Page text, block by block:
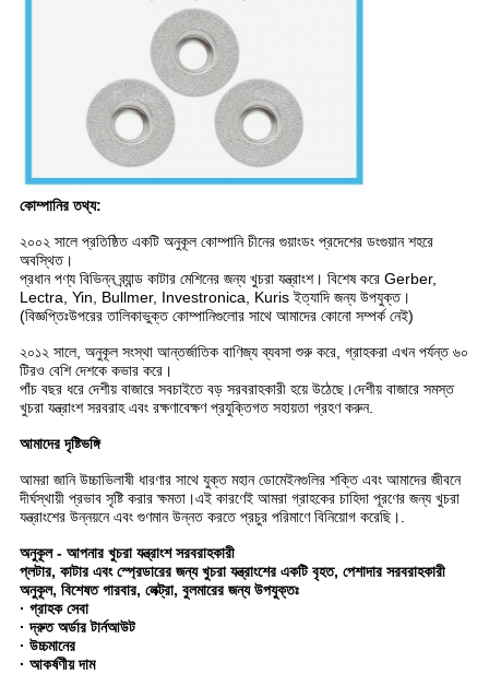
কোম্পানির তথ্য:
২০০২ সালে প্রতিষ্ঠিত একটি অনুকূল কোম্পানি চীনের গুয়াংডং প্রদেশের ডংগুয়ান শহরে
অবস্থিত।
প্রধান পণ্য বিভিন্ন ব্র্যান্ড কাটার মেশিনের জন্য খুচরা যন্ত্রাংশ। বিশেষ করে Gerber,
Lectra, Yin, Bullmer, Investronica, Kuris ইত্যাদি জন্য উপযুক্ত।
(বিজ্ঞপ্তিঃউপরের তালিকাভুক্ত কোম্পানিগুলোর সাথে আমাদের কোনো সম্পর্ক নেই)
২০১২ সালে, অনুকূল সংস্থা আন্তর্জাতিক বাণিজ্য ব্যবসা শুরু করে, গ্রাহকরা এখন পর্যন্ত ৬০
টিরও বেশি দেশকে কভার করে।
পাঁচ বছর ধরে দেশীয় বাজারে সবচাইতে বড় সরবরাহকারী হয়ে উঠেছে।দেশীয় বাজারে সমস্ত
খুচরা যন্ত্রাংশ সরবরাহ এবং রক্ষণাবেক্ষণ প্রযুক্তিগত সহায়তা গ্রহণ করুন.
আমাদের দৃষ্টিভঙ্গি
আমরা জানি উচ্চাভিলাষী ধারণার সাথে যুক্ত মহান ডোমেইনগুলির শক্তি এবং আমাদের জীবনে
দীর্ঘস্থায়ী প্রভাব সৃষ্টি করার ক্ষমতা।এই কারণেই আমরা গ্রাহকের চাহিদা পূরণের জন্য খুচরা
যন্ত্রাংশের উন্নয়নে এবং গুণমান উন্নত করতে প্রচুর পরিমাণে বিনিয়োগ করেছি।.
অনুকূল - আপনার খুচরা যন্ত্রাংশ সরবরাহকারী
প্লটার, কাটার এবং স্প্রেডারের জন্য খুচরা যন্ত্রাংশের একটি বৃহত, পেশাদার সরবরাহকারী
অনুকূল, বিশেষত গারবার, লেক্ট্রা, বুলমারের জন্য উপযুক্তঃ
· গ্রাহক সেবা
· দ্রুত অর্ডার টার্নআউট
· উচ্চমানের
· আকর্ষণীয় দাম